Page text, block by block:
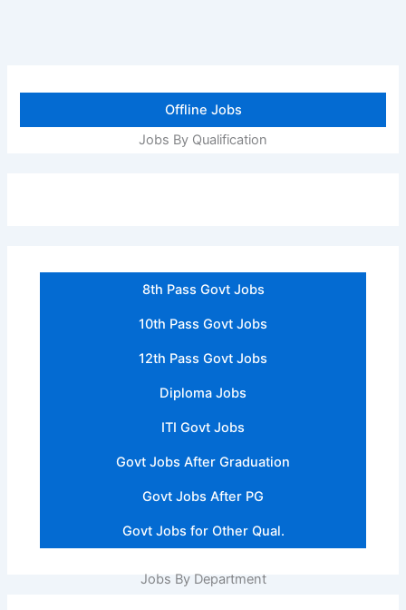
Offline Jobs
Jobs By Qualification
8th Pass Govt Jobs
10th Pass Govt Jobs
12th Pass Govt Jobs
Diploma Jobs
ITI Govt Jobs
Govt Jobs After Graduation
Govt Jobs After PG
Govt Jobs for Other Qual.
Jobs By Department